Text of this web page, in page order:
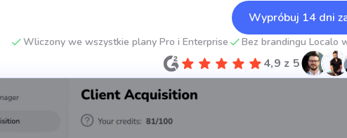
Wypróbuj 14 dni
Wliczony we wszystkie plany Pro i Enterprise Bez brandingu Localo
4,9 z 5